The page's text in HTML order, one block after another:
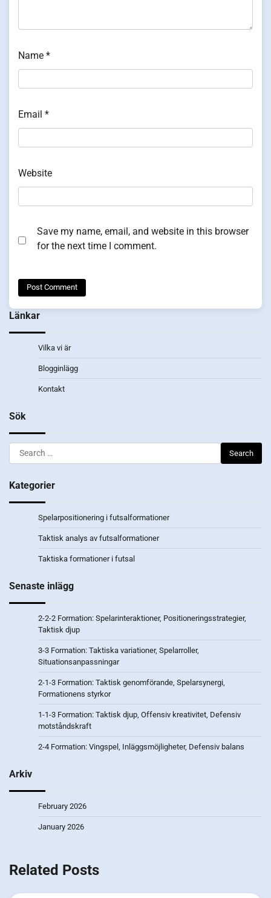
Name *
Email *
Website
Save my name, email, and website in this browser
for the next time I comment.
Länkar
Vilka vi är
Blogginlägg
Kontakt
Sök
Search
for:
Kategorier
Spelarpositionering i futsalformationer
Taktisk analys av futsalformationer
Taktiska formationer i futsal
Senaste inlägg
2-2-2 Formation: Spelarinteraktioner, Positioneringsstrategier,
Taktisk djup
3-3 Formation: Taktiska variationer, Spelarroller,
Situationsanpassningar
2-1-3 Formation: Taktisk genomförande, Spelarsynergi,
Formationens styrkor
1-1-3 Formation: Taktisk djup, Offensiv kreativitet, Defensiv
motståndskraft
2-4 Formation: Vingspel, Inläggsmöjligheter, Defensiv balans
Arkiv
February 2026
January 2026
Related Posts